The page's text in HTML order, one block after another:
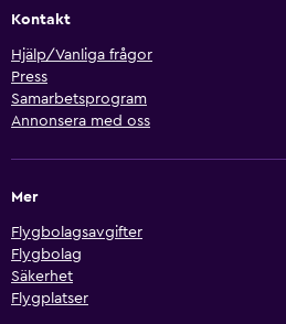
Kontakt
Hjälp/Vanliga frågor
Press
Samarbetsprogram
Annonsera med oss
Mer
Flygbolagsavgifter
Flygbolag
Säkerhet
Flygplatser